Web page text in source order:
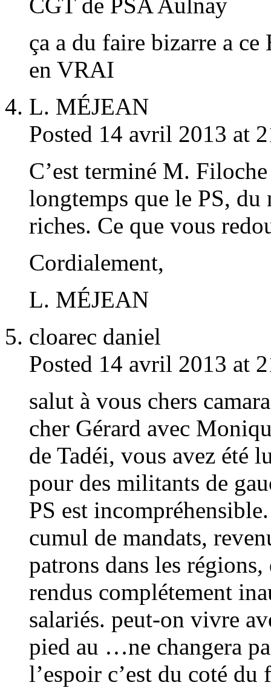
CGT de PSA Aulnay
ça a du faire bizarre a
en VRAI
L. MÉJEAN
Posted 14 avril 2013 at
C’est terminé M.
longtemps que le PS,
riches. Ce que vous
Cordialement,
L. MÉJEAN
cloarec daniel
Posted 14 avril 2013 at
salut à vous chers
cher Gérard avec
de Tadéi, vous avez été
pour des militants de
PS est incompréhensible.
cumul de mandats,
patrons dans les
rendus complétement
salariés. peut-on vivre
pied au …ne changera
l’espoir c’est du coté